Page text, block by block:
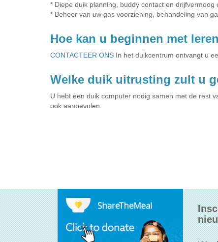
* Diepe duik planning, buddy contact en drijfvermoog
* Beheer van uw gas voorziening, behandeling van
Hoe kan u beginnen met
CONTACTEER ONS In het duikcentrum ontvangt u
Welke duik uitrusting zult u
U hebt een duik computer nodig samen met de rest
ook aanbevolen.